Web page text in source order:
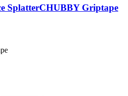
SplatterCHUBBY Griptape